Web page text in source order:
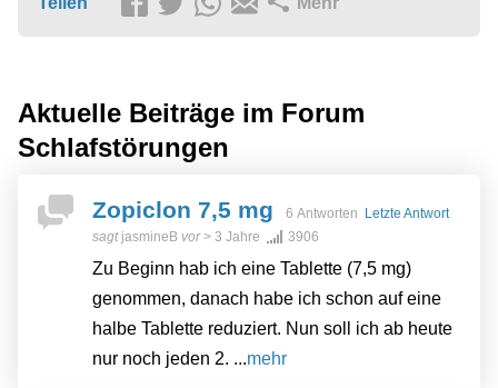
Aktuelle Beiträge im Forum
Schlafstörungen
Zopiclon 7,5 mg 6 Antworten
Letzte Antwort
sagt jasmineB vor> 3 Jahre 3906
Zu Beginn hab ich eine Tablette (7,5 mg)
genommen, danach habe ich schon auf eine
halbe Tablette reduziert. Nun soll ich ab heute
nur noch jeden 2. ...mehr